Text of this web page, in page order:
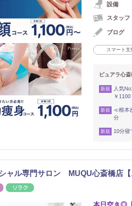
設備
スタッフ
ブログ
スマート支
ピュアラ心
新規
人気
￥1100
新規
≪根本
分
新規 10分寝
ャル専門サロン MUQU心斎橋店【
エステ